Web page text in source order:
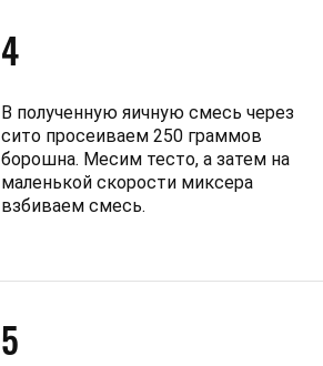
4
В полученную яичную смесь через
сито просеиваем 250 граммов
борошна. Месим тесто, а затем на
маленькой скорости миксера
взбиваем смесь.
5